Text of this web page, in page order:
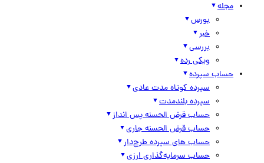
مجله
بورس
خبر
بررسی
ویکی رده
حساب سپرده
سپرده کوتاه مدت عادی
سپرده بلندمدت
حساب قرض الحسنه پس انداز
حساب قرض الحسنه جاری
حساب های سپرده طرح‌دار
حساب سرمایه‌گذاری ارزی